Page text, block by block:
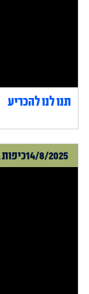
תנו לנו להכריע
14/8/2025כיפות